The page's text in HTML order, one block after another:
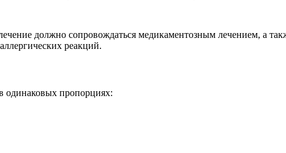
должно сопровождаться медикаментозным лечением, а
реакций.
одинаковых пропорциях: